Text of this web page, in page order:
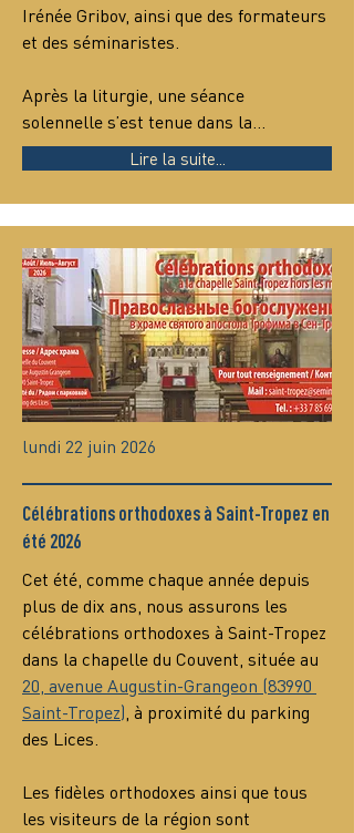
Irénée Gribov, ainsi que des formateurs
et des séminaristes.
Après la liturgie, une séance
solennelle s’est tenue dans la…
Lire la suite...
lundi 22 juin 2026
Célébrations orthodoxes à Saint-Tropez en
été 2026
Cet été, comme chaque année depuis
plus de dix ans, nous assurons les
célébrations orthodoxes à Saint-Tropez
dans la chapelle du Couvent, située au
20, avenue Augustin-Grangeon (83990
Saint-Tropez), à proximité du parking
des Lices.
Les fidèles orthodoxes ainsi que tous
les visiteurs de la région sont